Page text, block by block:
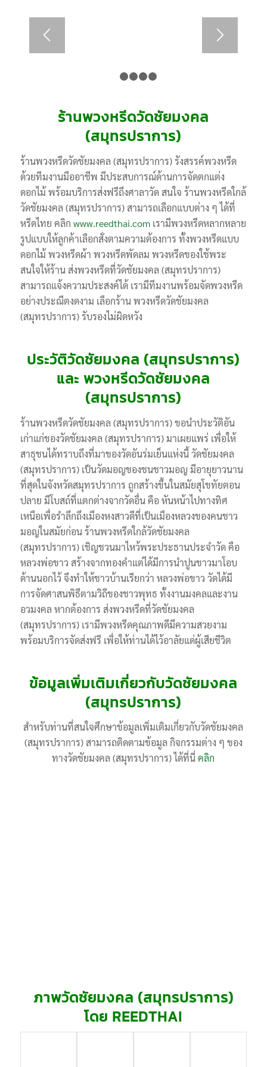
ร้านพวงหรีดวัดชัยมงคล
(สมุทรปราการ)
ร้านพวงหรีดวัดชัยมงคล (สมุทรปราการ) รังสรรค์พวงหรีด
ด้วยทีมงานมืออาชีพ มีประสบการณ์ด้านการจัดตกแต่ง
ดอกไม้ พร้อมบริการส่งฟรีถึงศาลาวัด สนใจ ร้านพวงหรีดใกล้
วัดชัยมงคล (สมุทรปราการ) สามารถเลือกแบบต่าง ๆ ได้ที่
หรีดไทย คลิก www.reedthai.comเรามีพวงหรีดหลากหลาย
รูปแบบให้ลูกค้าเลือกสั่งตามความต้องการ ทั้งพวงหรีดแบบ
ดอกไม้ พวงหรีดผ้า พวงหรีดพัดลม พวงหรีดของใช้พระ
สนใจให้ร้าน ส่งพวงหรีดที่วัดชัยมงคล (สมุทรปราการ)
สามารถแจ้งความประสงค์ได้ เรามีทีมงานพร้อมจัดพวงหรีด
อย่างประณีตงดงาม เลือกร้าน พวงหรีดวัดชัยมงคล
(สมุทรปราการ) รับรองไม่ผิดหวัง
ประวัติวัดชัยมงคล (สมุทรปราการ)
และ พวงหรีดวัดชัยมงคล
(สมุทรปราการ)
ร้านพวงหรีดวัดชัยมงคล (สมุทรปราการ) ขอนำประวัติอัน
เก่าแก่ของวัดชัยมงคล (สมุทรปราการ) มาเผยแพร่ เพื่อให้
สาธุชนได้ทราบถึงที่มาของวัดอันร่มเย็นแห่งนี้ วัดชัยมงคล
(สมุทรปราการ) เป็นวัดมอญของชนชาวมอญ มีอายุยาวนาน
ที่สุดในจังหวัดสมุทรปราการ ถูกสร้างขึ้นในสมัยสุโขทัยตอน
ปลาย มีโบสถ์ที่แตกต่างจากวัดอื่น คือ หันหน้าไปทางทิศ
เหนือเพื่อรำลึกถึงเมืองหงสาวดีที่เป็นเมืองหลวงของคนชาว
มอญในสมัยก่อน ร้านพวงหรีดใกล้วัดชัยมงคล
(สมุทรปราการ) เชิญชวนมาไหว้พระประธานประจำวัด คือ
หลวงพ่อขาว สร้างจากทองคำแต่ได้มีการนำปูนขาวมาโอบ
ด้านนอกไว้ จึงทำให้ชาวบ้านเรียกว่า หลวงพ่อขาว วัดได้มี
การจัดศาสนพิธีตามวิถีของชาวพุทธ ทั้งงานมงคลและงาน
อวมงคล หากต้องการ ส่งพวงหรีดที่วัดชัยมงคล
(สมุทรปราการ) เรามีพวงหรีดคุณภาพดีมีความสวยงาม
พร้อมบริการจัดส่งฟรี เพื่อให้ท่านได้ไว้อาลัยแด่ผู้เสียชีวิต
ข้อมูลเพิ่มเติมเกี่ยวกับวัดชัยมงคล
(สมุทรปราการ)
สำหรับท่านที่สนใจศึกษาข้อมูลเพิ่มเติมเกี่ยวกับวัดชัยมงคล
(สมุทรปราการ) สามารถติดตามข้อมูล กิจกรรมต่าง ๆ ของ
ทางวัดชัยมงคล (สมุทรปราการ) ได้ที่นี่คลิก
ภาพวัดชัยมงคล (สมุทรปราการ)
โดย REEDTHAI